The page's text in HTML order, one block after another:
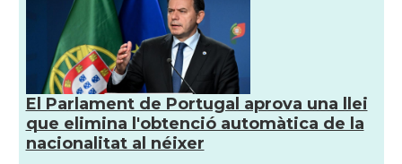
El Parlament de Portugal aprova una llei
que elimina l'obtenció automàtica de la
nacionalitat al néixer